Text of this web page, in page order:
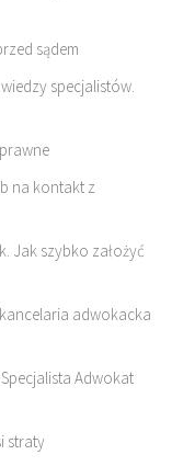
sądem
specjalistów.
na kontakt z
Jak szybko założyć
adwokacka
Adwokat
straty